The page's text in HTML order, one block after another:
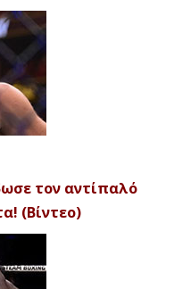
τον αντίπαλό
(Βίντεο)